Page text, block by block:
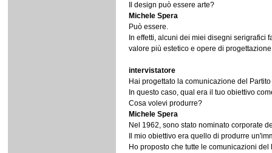
Il design può essere arte?
Michele Spera
Può essere.
In effetti, alcuni dei miei disegni serigrafici
valore più estetico e opere di
intervistatore
Hai progettato la comunicazione del
In questo caso, qual era il tuo obiettivo
Cosa volevi produrre?
Michele Spera
Nel 1962, sono stato nominato corporate
Il mio obiettivo era quello di produrre
Ho proposto che tutte le comunicazioni